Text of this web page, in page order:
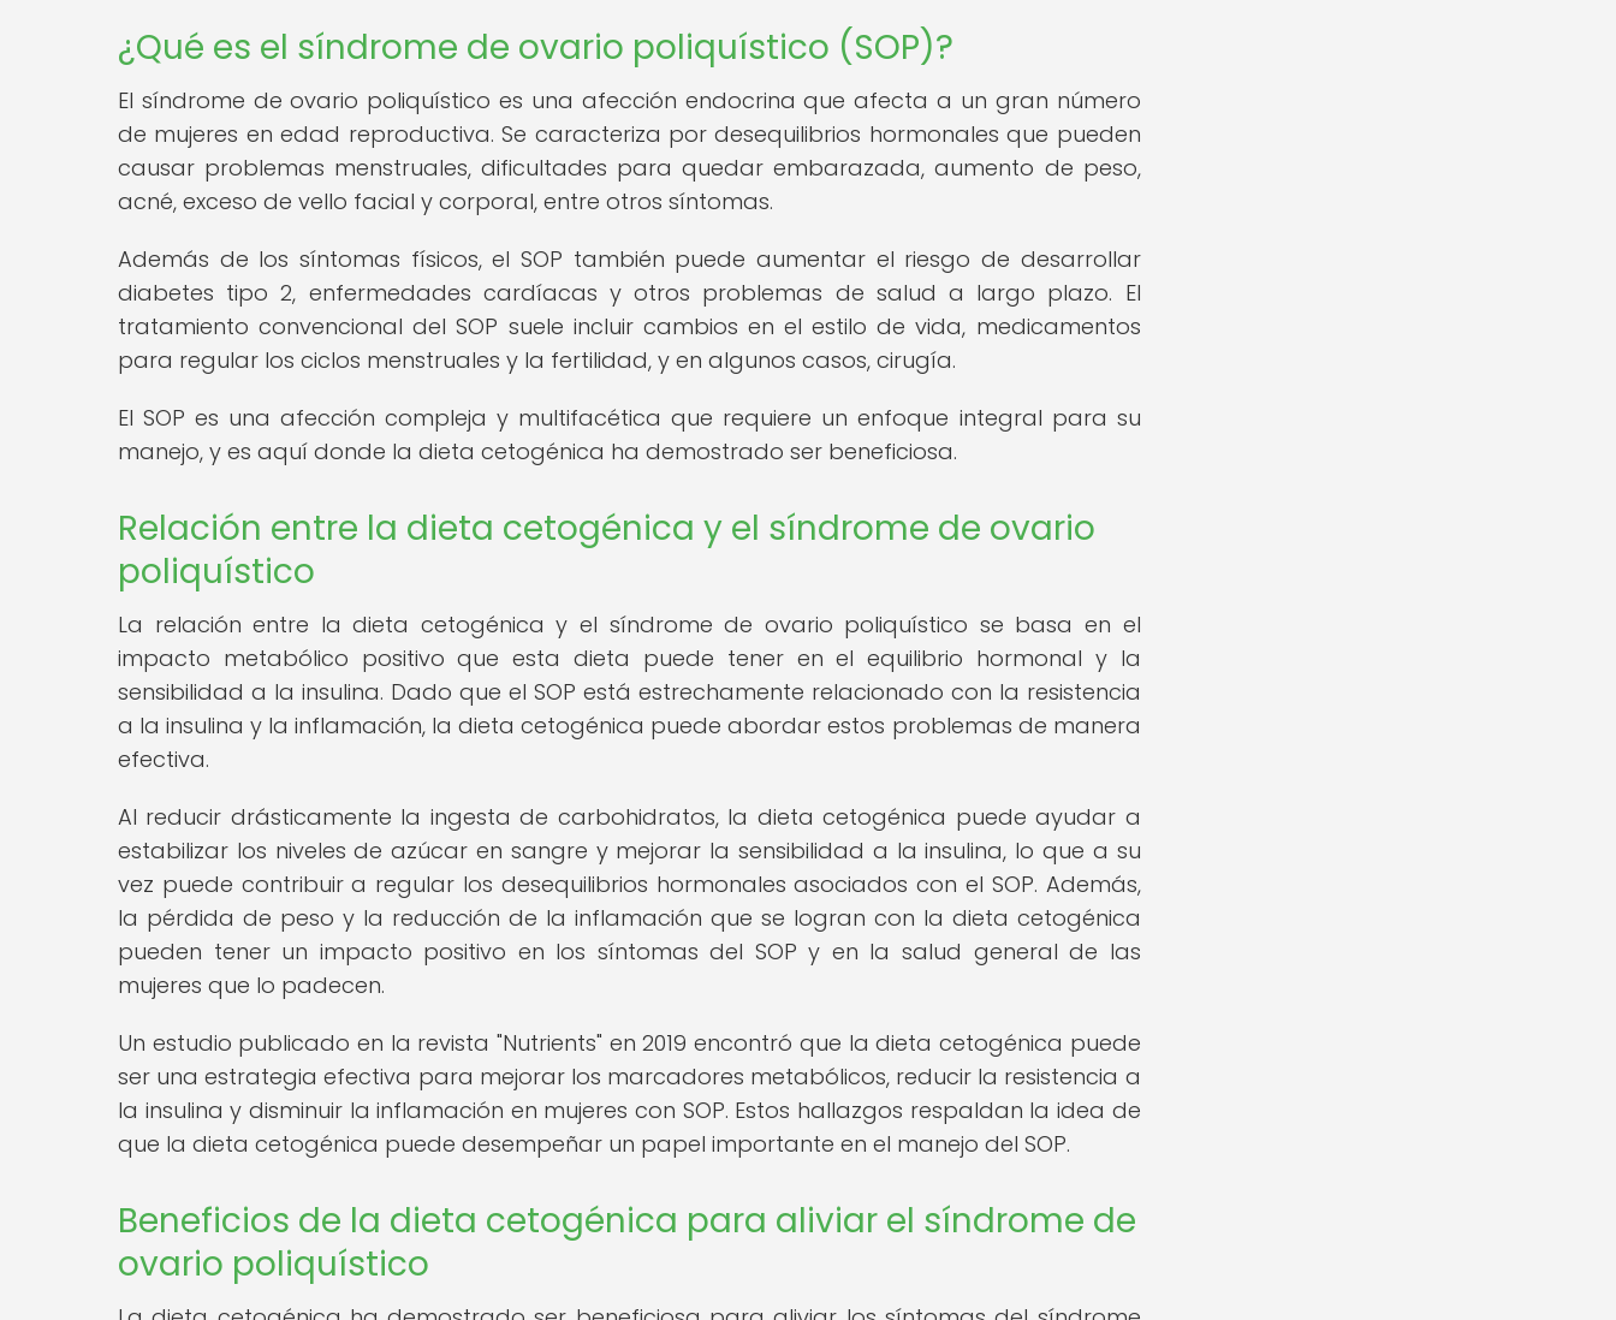
¿Qué es el síndrome de ovario poliquístico (SOP)?
El síndrome de ovario poliquístico es una afección endocrina que afecta a un gran número
de mujeres en edad reproductiva. Se caracteriza por desequilibrios hormonales que pueden
causar problemas menstruales, dificultades para quedar embarazada, aumento de peso,
acné, exceso de vello facial y corporal, entre otros síntomas.
Además de los síntomas físicos, el SOP también puede aumentar el riesgo de desarrollar
diabetes tipo 2, enfermedades cardíacas y otros problemas de salud a largo plazo. El
tratamiento convencional del SOP suele incluir cambios en el estilo de vida, medicamentos
para regular los ciclos menstruales y la fertilidad, y en algunos casos, cirugía.
El SOP es una afección compleja y multifacética que requiere un enfoque integral para su
manejo, y es aquí donde la dieta cetogénica ha demostrado ser beneficiosa.
Relación entre la dieta cetogénica y el síndrome de ovario
poliquístico
La relación entre la dieta cetogénica y el síndrome de ovario poliquístico se basa en el
impacto metabólico positivo que esta dieta puede tener en el equilibrio hormonal y la
sensibilidad a la insulina. Dado que el SOP está estrechamente relacionado con la resistencia
a la insulina y la inflamación, la dieta cetogénica puede abordar estos problemas de manera
efectiva.
Al reducir drásticamente la ingesta de carbohidratos, la dieta cetogénica puede ayudar a
estabilizar los niveles de azúcar en sangre y mejorar la sensibilidad a la insulina, lo que a su
vez puede contribuir a regular los desequilibrios hormonales asociados con el SOP. Además,
la pérdida de peso y la reducción de la inflamación que se logran con la dieta cetogénica
pueden tener un impacto positivo en los síntomas del SOP y en la salud general de las
mujeres que lo padecen.
Un estudio publicado en la revista "Nutrients" en 2019 encontró que la dieta cetogénica puede
ser una estrategia efectiva para mejorar los marcadores metabólicos, reducir la resistencia a
la insulina y disminuir la inflamación en mujeres con SOP. Estos hallazgos respaldan la idea de
que la dieta cetogénica puede desempeñar un papel importante en el manejo del SOP.
Beneficios de la dieta cetogénica para aliviar el síndrome de
ovario poliquístico